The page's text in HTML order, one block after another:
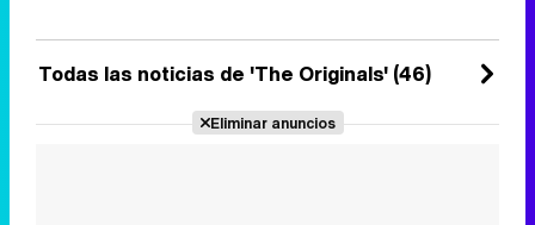
Jueves 3 Agosto 2017 10:28
Todas las noticias de 'The Originals' (46)
Eliminar anuncios